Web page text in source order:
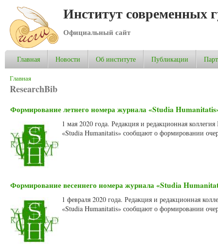
Институт современных
Официальный сайт
Главная Новости Об институте Публикации
Вы здесь
Главная
ResearchBib
Формирование летнего номера журнала «Studia
1 мая 2020 года. Редакция и редакционная
«Studia Humanitatis» сообщают о формировании
Формирование весеннего номера журнала «Studia
1 февраля 2020 года. Редакция и редакционная
«Studia Humanitatis» сообщают о формировании